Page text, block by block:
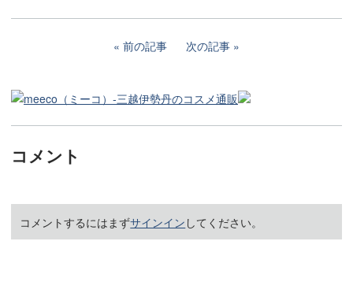
前の記事 次の記事
コメント
コメントするにはまずサインイン してください。